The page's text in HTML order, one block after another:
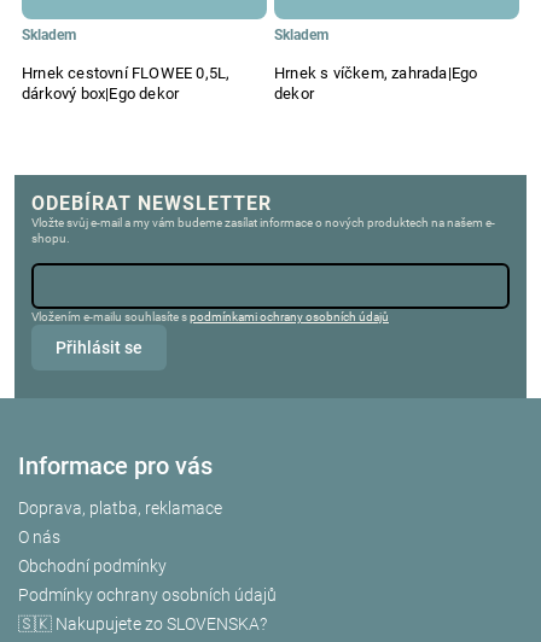
Hrnek cestovní FLOWEE 0,5L,
dárkový box|Ego dekor
Skladem
Hrnek s víčkem, zahrada|Ego
dekor
Skladem
ODEBÍRAT NEWSLETTER
Vložte svůj e-mail a my vám budeme zasílat informace o nových produktech na našem e-
shopu.
Vložením e-mailu souhlasíte spodmínkami ochrany osobních údajů
Přihlásit se
Informace pro vás
Doprava, platba, reklamace
O nás
Obchodní podmínky
Podmínky ochrany osobních údajů
🇸🇰 Nakupujete zo SLOVENSKA?